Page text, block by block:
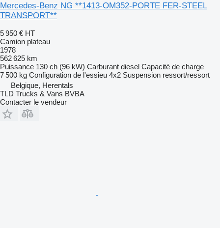
Mercedes-Benz NG **1413-OM352-PORTE FER-STEEL
TRANSPORT**
5 950 € HT
Camion plateau
1978
562 625 km
Puissance 130 ch (96 kW) Carburant diesel Capacité de charge
7 500 kg Configuration de l'essieu 4x2 Suspension ressort/ressort
Belgique, Herentals
TLD Trucks & Vans BVBA
Contacter le vendeur